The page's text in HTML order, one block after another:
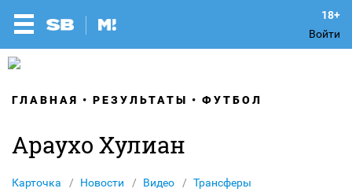
Войти
ГЛАВНАЯ РЕЗУЛЬТАТЫ ФУТБОЛ
Араухо Хулиан
Карточка Новости Видео Трансферы